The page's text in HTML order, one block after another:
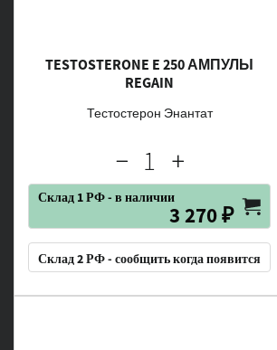
TESTOSTERONE E 250 АМПУЛЫ
REGAIN
Тестостерон Энантат
Склад 1 РФ - в наличии
3 270 ₽
Склад 2 РФ - сообщить когда появится